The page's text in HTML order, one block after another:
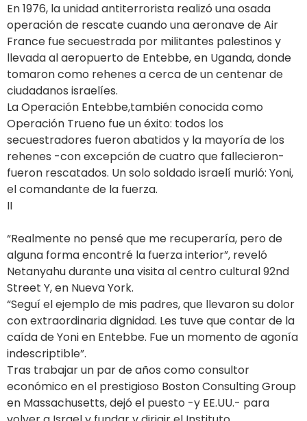
En 1976, la unidad antiterrorista realizó una osada
operación de rescate cuando una aeronave de Air
France fue secuestrada por militantes palestinos y
llevada al aeropuerto de Entebbe, en Uganda, donde
tomaron como rehenes a cerca de un centenar de
ciudadanos israelíes.
La Operación Entebbe,también conocida como
Operación Trueno fue un éxito: todos los
secuestradores fueron abatidos y la mayoría de los
rehenes -con excepción de cuatro que fallecieron-
fueron rescatados. Un solo soldado israelí murió: Yoni,
el comandante de la fuerza.
II
“Realmente no pensé que me recuperaría, pero de
alguna forma encontré la fuerza interior”, reveló
Netanyahu durante una visita al centro cultural 92nd
Street Y, en Nueva York.
“Seguí el ejemplo de mis padres, que llevaron su dolor
con extraordinaria dignidad. Les tuve que contar de la
caída de Yoni en Entebbe. Fue un momento de agonía
indescriptible”.
Tras trabajar un par de años como consultor
económico en el prestigioso Boston Consulting Group
en Massachusetts, dejó el puesto -y EE.UU.- para